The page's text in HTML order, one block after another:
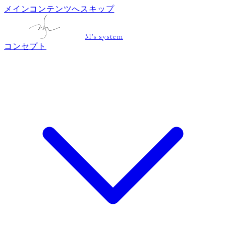
メインコンテンツへスキップ
M's system
コンセプト